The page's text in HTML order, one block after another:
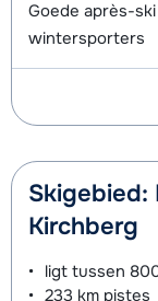
Goede après-
wintersporters
Skigebied:
Kirchberg
ligt tussen
233 km pistes